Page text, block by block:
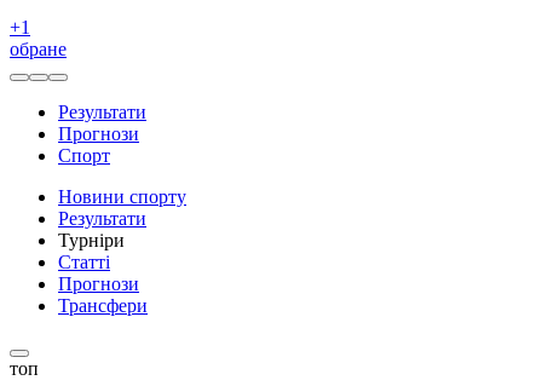
+1
обране
Результати
Прогнози
Спорт
Новини спорту
Результати
Турніри
Статті
Прогнози
Трансфери
топ